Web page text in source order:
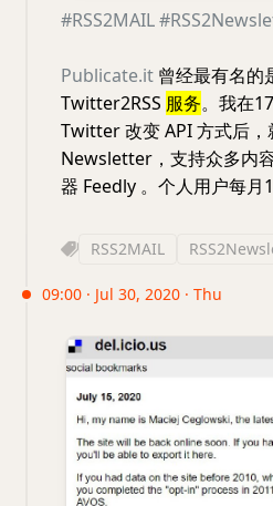
#RSS2MAIL
Publicate.it 曾经最有名的
Twitter2RSS 服务。我在
Twitter 改变 API 方式后，
Newsletter，支持众多内
器 Feedly 。个人用户每月
RSS2MAIL
09:00 · Jul 30, 2020 · Thu